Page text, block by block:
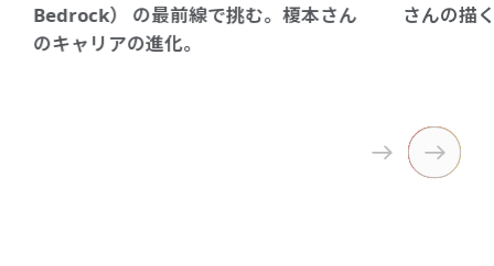
Bedrock） の最前線で挑む。榎本さん
のキャリアの進化。
さんの描